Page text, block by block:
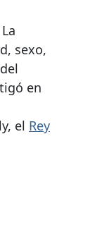
sexo,
en
el Rey